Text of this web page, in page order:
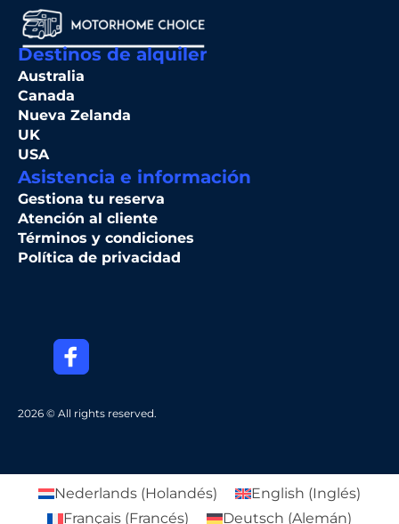
2026 © All rights reserved.
Destinos de alquiler
Australia
Canada
Nueva Zelanda
UK
USA
Asistencia e información
Gestiona tu reserva
Atención al cliente
Términos y condiciones
Política de privacidad
Nederlands (Holandés) English (Inglés)
Français (Francés) Deutsch (Alemán)